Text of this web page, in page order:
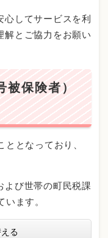
してサービスを利
解とご協力をお願い
保険者）
となっており、
よび世帯の町民税課
ます。
る